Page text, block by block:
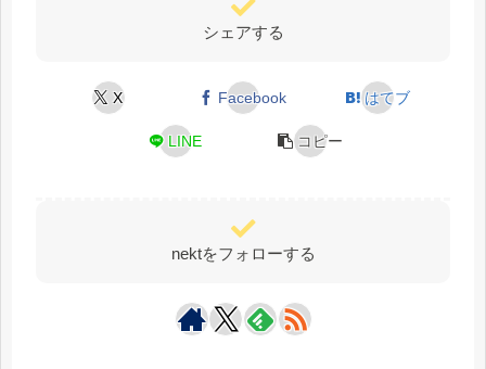
シェアする
X Facebook はてブ
LINE コピー
nektをフォローする